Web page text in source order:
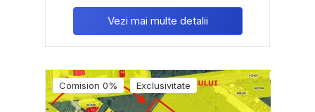
Vezi mai multe detalii
Comision 0% Exclusivitate